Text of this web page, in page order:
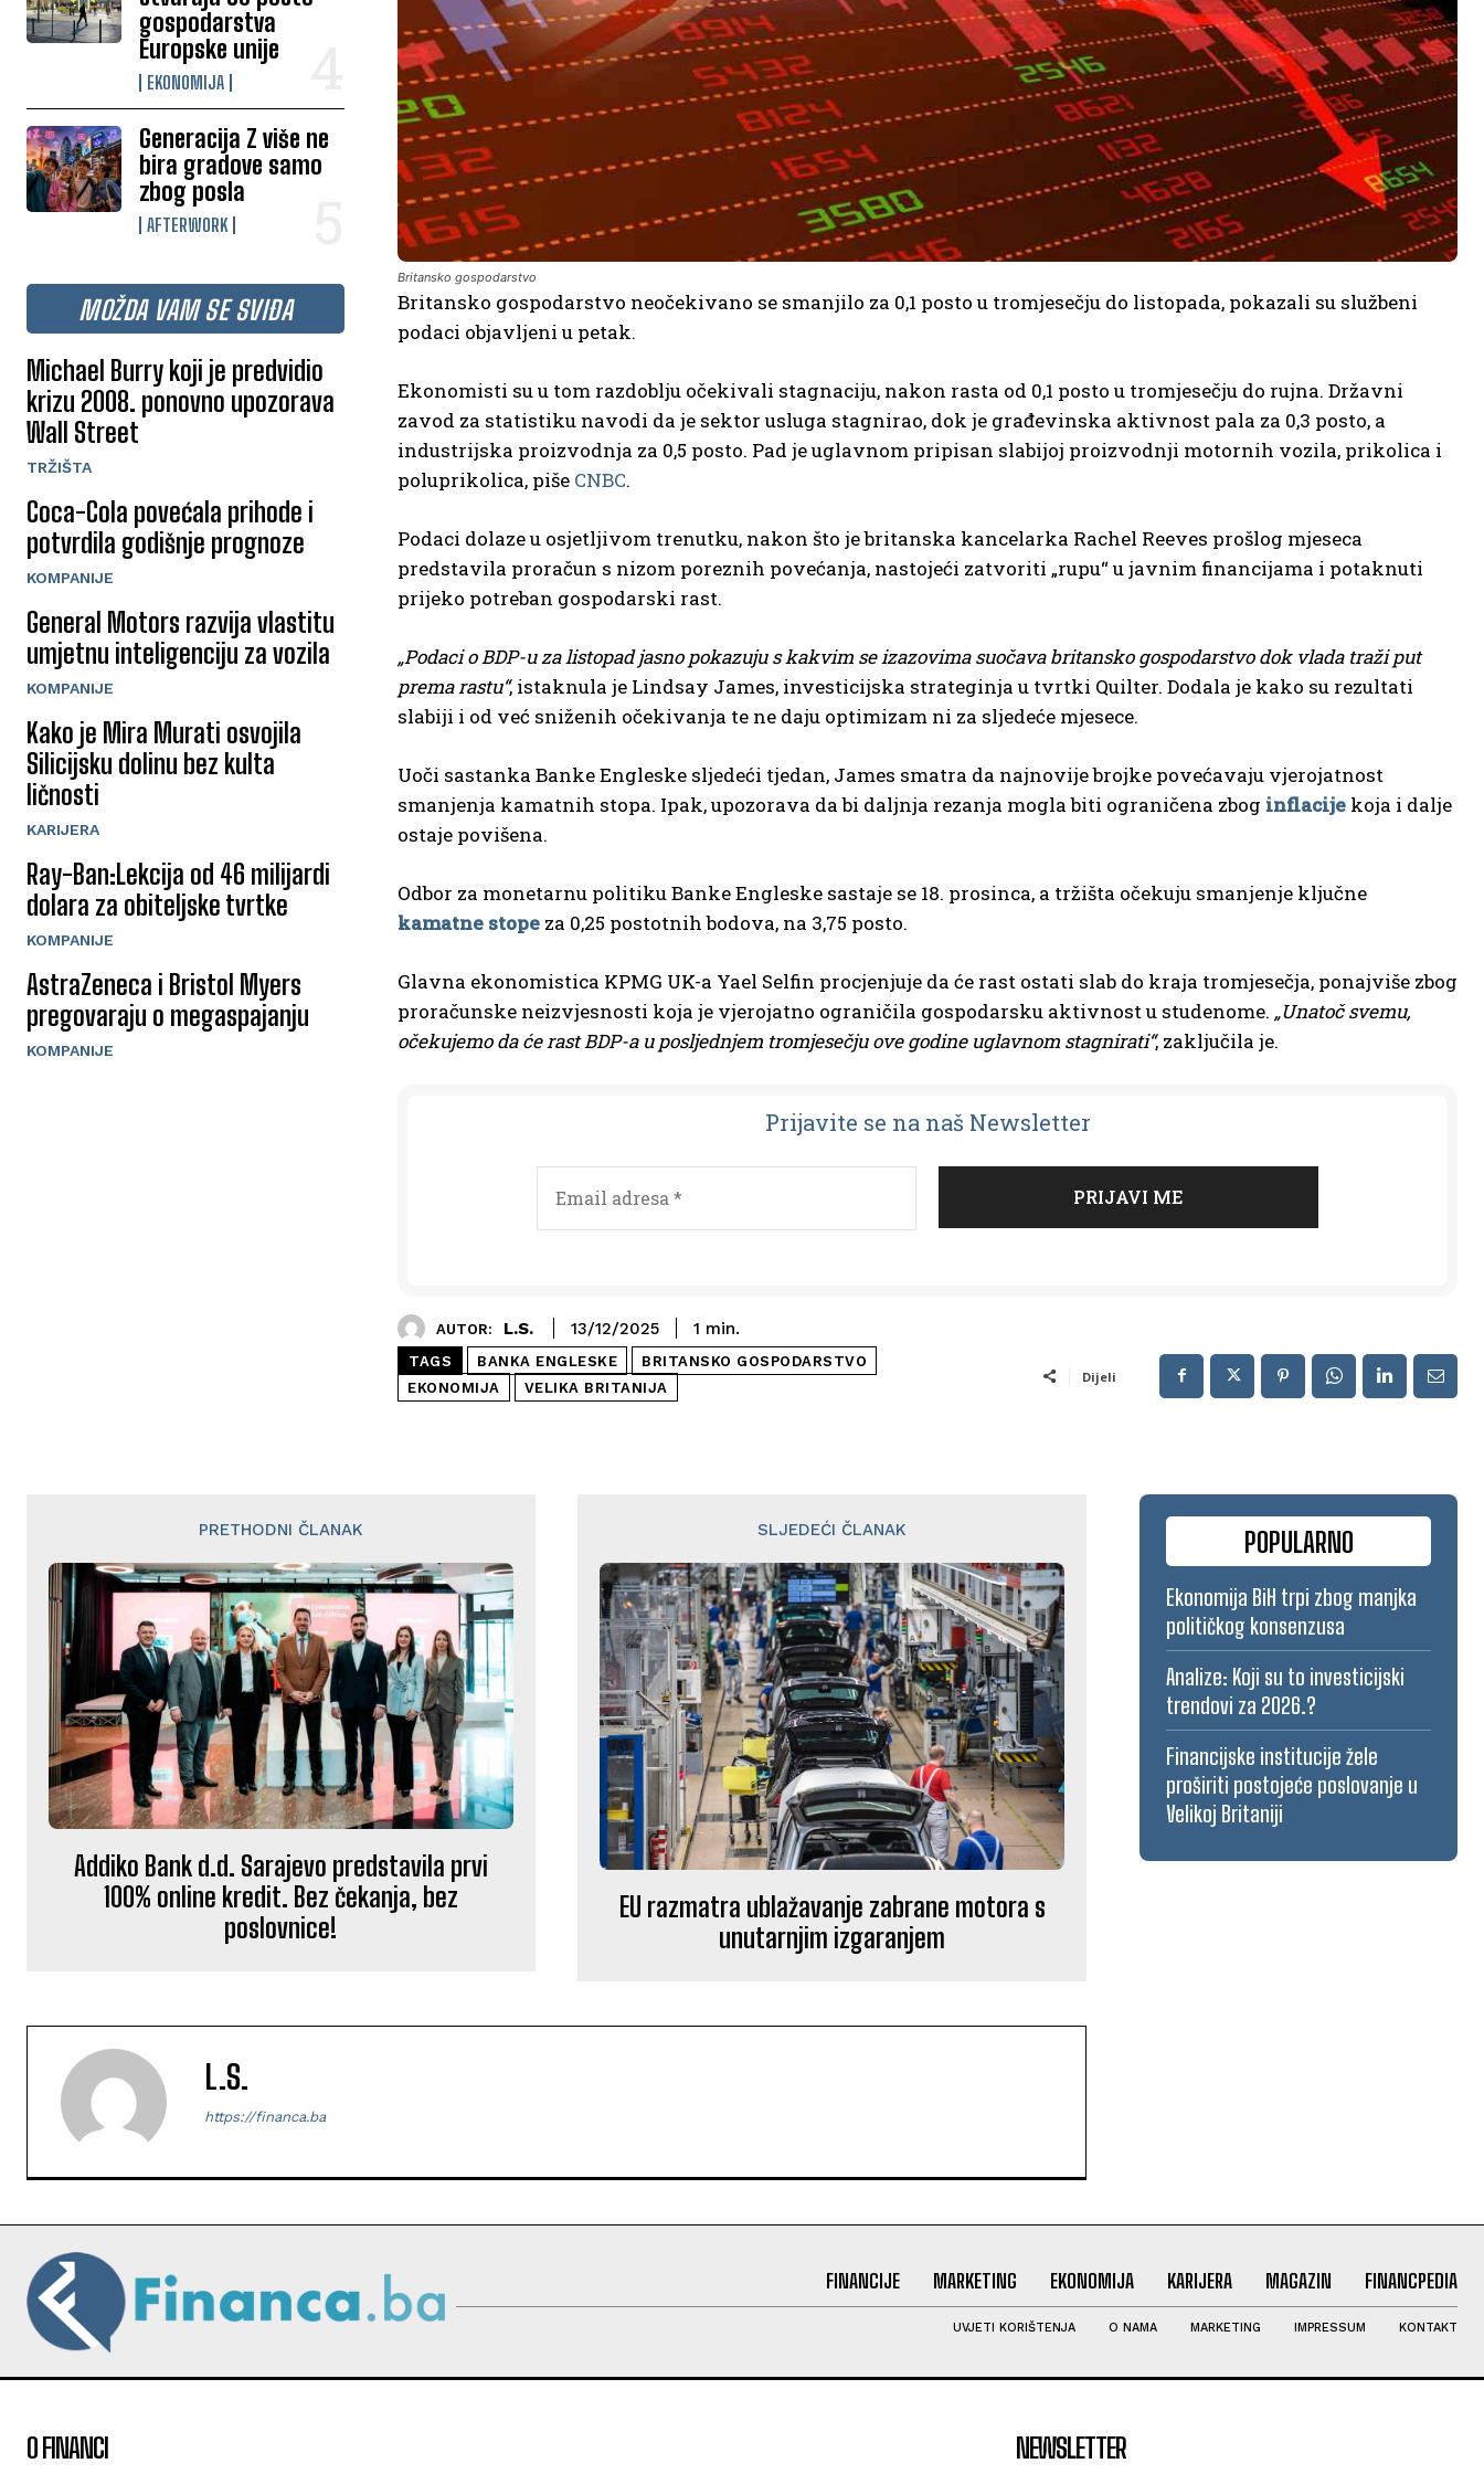
gospodarstva
Europske unije
EKONOMIJA
Generacija Z više ne
bira gradove samo
zbog posla
AFTERWORK
MOŽDA VAM SE SVIĐA
Michael Burry koji je predvidio
krizu 2008. ponovno upozorava
Wall Street
TRŽIŠTA
Coca-Cola povećala prihode i
potvrdila godišnje prognoze
KOMPANIJE
General Motors razvija vlastitu
umjetnu inteligenciju za vozila
KOMPANIJE
Kako je Mira Murati osvojila
Silicijsku dolinu bez kulta
ličnosti
KARIJERA
Ray-Ban:Lekcija od 46 milijardi
dolara za obiteljske tvrtke
KOMPANIJE
AstraZeneca i Bristol Myers
pregovaraju o megaspajanju
KOMPANIJE
Britansko gospodarstvo
Britansko gospodarstvo neočekivano se smanjilo za 0,1 posto u tromjesečju do listopada, pokazali su službeni
podaci objavljeni u petak.
Ekonomisti su u tom razdoblju očekivali stagnaciju, nakon rasta od 0,1 posto u tromjesečju do rujna. Državni
zavod za statistiku navodi da je sektor usluga stagnirao, dok je građevinska aktivnost pala za 0,3 posto, a
industrijska proizvodnja za 0,5 posto. Pad je uglavnom pripisan slabijoj proizvodnji motornih vozila, prikolica i
poluprikolica, piše CNBC.
Podaci dolaze u osjetljivom trenutku, nakon što je britanska kancelarka Rachel Reeves prošlog mjeseca
predstavila proračun s nizom poreznih povećanja, nastojeći zatvoriti „rupu“ u javnim financijama i potaknuti
prijeko potreban gospodarski rast.
„Podaci o BDP-u za listopad jasno pokazuju s kakvim se izazovima suočava britansko gospodarstvo dok vlada traži put
prema rastu“, istaknula je Lindsay James, investicijska strateginja u tvrtki Quilter. Dodala je kako su rezultati
slabiji i od već sniženih očekivanja te ne daju optimizam ni za sljedeće mjesece.
Uoči sastanka Banke Engleske sljedeći tjedan, James smatra da najnovije brojke povećavaju vjerojatnost
smanjenja kamatnih stopa. Ipak, upozorava da bi daljnja rezanja mogla biti ograničena zbog inflacije koja i dalje
ostaje povišena.
Odbor za monetarnu politiku Banke Engleske sastaje se 18. prosinca, a tržišta očekuju smanjenje ključne
kamatne stope za 0,25 postotnih bodova, na 3,75 posto.
Glavna ekonomistica KPMG UK-a Yael Selfin procjenjuje da će rast ostati slab do kraja tromjesečja, ponajviše zbog
proračunske neizvjesnosti koja je vjerojatno ograničila gospodarsku aktivnost u studenome. „Unatoč svemu,
očekujemo da će rast BDP-a u posljednjem tromjesečju ove godine uglavnom stagnirati“, zaključila je.
Prijavite se na naš Newsletter
AUTOR: L.S. 13/12/2025 1 min.
TAGS BANKA ENGLESKE
BRITANSKO GOSPODARSTVO
EKONOMIJA
VELIKA BRITANIJA
Dijeli
PRETHODNI ČLANAK
Addiko Bank d.d. Sarajevo predstavila prvi
100% online kredit. Bez čekanja, bez
poslovnice!
SLJEDEĆI ČLANAK
EU razmatra ublažavanje zabrane motora s
unutarnjim izgaranjem
L.S.
https://financa.ba
POPULARNO
Ekonomija BiH trpi zbog manjka
političkog konsenzusa
Analize: Koji su to investicijski
trendovi za 2026.?
Financijske institucije žele
proširiti postojeće poslovanje u
Velikoj Britaniji
FINANCIJE MARKETING EKONOMIJA KARIJERA MAGAZIN FINANCPEDIA
UVJETI KORIŠTENJA O NAMA MARKETING IMPRESSUM KONTAKT
O FINANCI NEWSLETTER